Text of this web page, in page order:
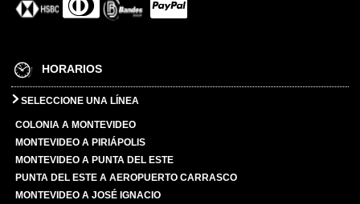
HORARIOS
SELECCIONE UNA LÍNEA
COLONIA A MONTEVIDEO
MONTEVIDEO A PIRIÁPOLIS
MONTEVIDEO A PUNTA DEL ESTE
PUNTA DEL ESTE A AEROPUERTO CARRASCO
MONTEVIDEO A JOSÉ IGNACIO